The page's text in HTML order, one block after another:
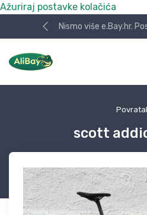
Ažuriraj postavke kolačića
Nismo više e.Bay.hr.
scott